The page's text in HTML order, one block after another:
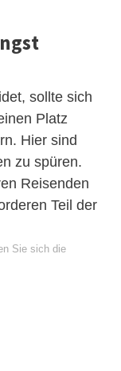
sollte sich
Platz
Hier sind
zu spüren.
Reisenden
Teil der
Sie sich die